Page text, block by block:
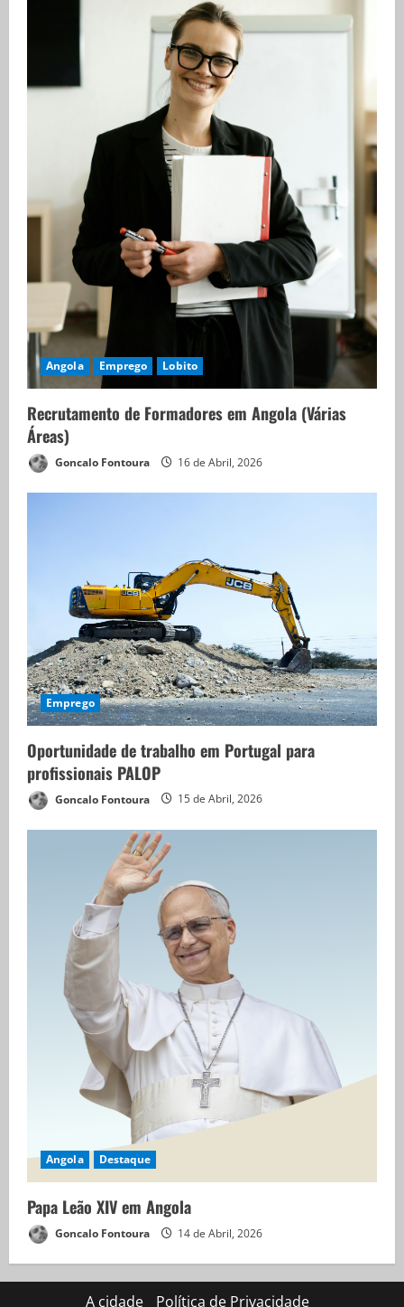
Angola Emprego Lobito
Recrutamento de Formadores em Angola (Várias
Áreas)
Goncalo Fontoura 16 de Abril, 2026
Emprego
Oportunidade de trabalho em Portugal para
profissionais PALOP
Goncalo Fontoura 15 de Abril, 2026
Angola Destaque
Papa Leão XIV em Angola
Goncalo Fontoura 14 de Abril, 2026
A cidade Política de Privacidade